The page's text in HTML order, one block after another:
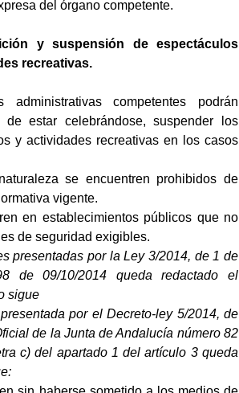
del órgano competente.
y suspensión de espectáculos
recreativas.
administrativas competentes podrán
estar celebrándose, suspender los
y actividades recreativas en los casos
se encuentren prohibidos de
vigente.
en establecimientos públicos que no
de seguridad exigibles.
presentadas por la Ley 3/2014, de 1 de
de 09/10/2014 queda redactado el
sigue
por el Decreto-ley 5/2014, de
de la Junta de Andalucía número 82
c) del apartado 1 del artículo 3 queda